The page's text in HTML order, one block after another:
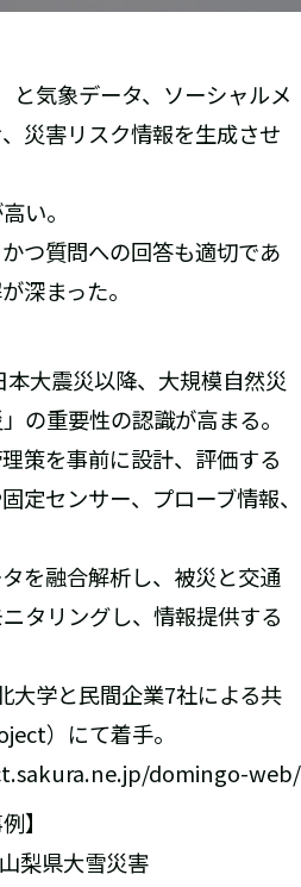
と気象データ、ソーシャルメ
災害リスク情報を生成させ
い。
つ質問への回答も適切であ
深まった。
本大震災以降、大規模自然災
の重要性の認識が高まる。
策を事前に設計、評価する
定センサー、プローブ情報、
を融合解析し、被災と交通
タリングし、情報提供する
大学と民間企業7社による共
）にて着手。
domingo-web/
】
梨県大雪災害